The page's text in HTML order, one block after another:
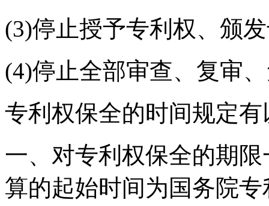
(3)停止授予专利权、颁
(4)停止全部审查、复审
专利权保全的时间规定
一、对专利权保全的期
算的起始时间为国务院